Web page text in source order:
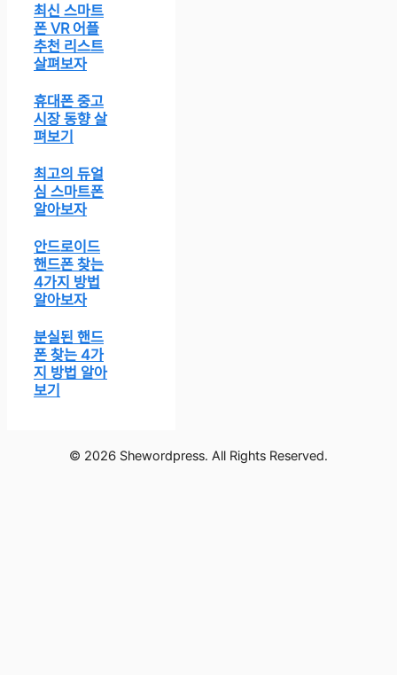
최신 스마트
폰 VR 어플
추천 리스트
살펴보자
휴대폰 중고
시장 동향 살
펴보기
최고의 듀얼
심 스마트폰
알아보자
안드로이드
핸드폰 찾는
4가지 방법
알아보자
분실된 핸드
폰 찾는 4가
지 방법 알아
보기
© 2026 Shewordpress. All Rights Reserved.